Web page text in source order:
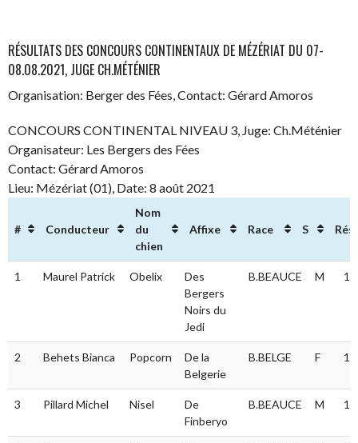
RÉSULTATS DES CONCOURS CONTINENTAUX DE MÉZÉRIAT DU 07-
08.08.2021, JUGE CH.MÉTÉNIER
Organisation: Berger des Fées, Contact: Gérard Amoros
CONCOURS CONTINENTAL NIVEAU 3, Juge: Ch.Méténier
Organisateur: Les Bergers des Fées
Contact: Gérard Amoros
Lieu: Mézériat (01), Date: 8 août 2021
# Conducteur
Nom
du
chien
Affixe Race S
# Conducteur
Nom
Affixe Race S
1 Maurel Patrick Obelix
Des
Bergers
Noirs du
Jedi
B.BEAUCE M
2 Behets Bianca Popcorn
De la
Belgerie
B.BELGE F
3 Pillard Michel Nisel
De
Finberyo
B.BEAUCE M